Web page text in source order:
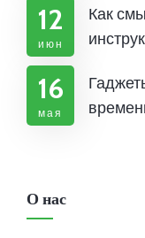
12
июн
Как
16
мая
О нас